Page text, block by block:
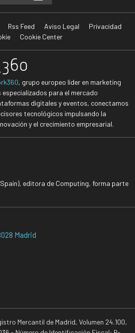
Rss Feed Aviso Legal
Privacidad
Cookie Center
, grupo europeo líder en marketing
especializados para el mercado
digitales y eventos, conectamos
tecnológicos impulsando la
y el crecimiento empresarial.
editora de Computing, forma parte
Madrid
Mercantil de Madrid, Volumen 24.100,